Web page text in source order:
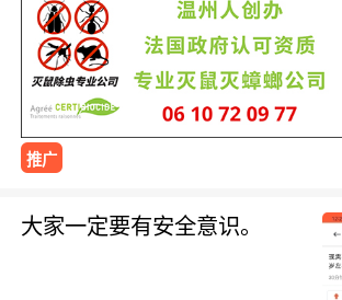
推广
大家一定要有安全意识。